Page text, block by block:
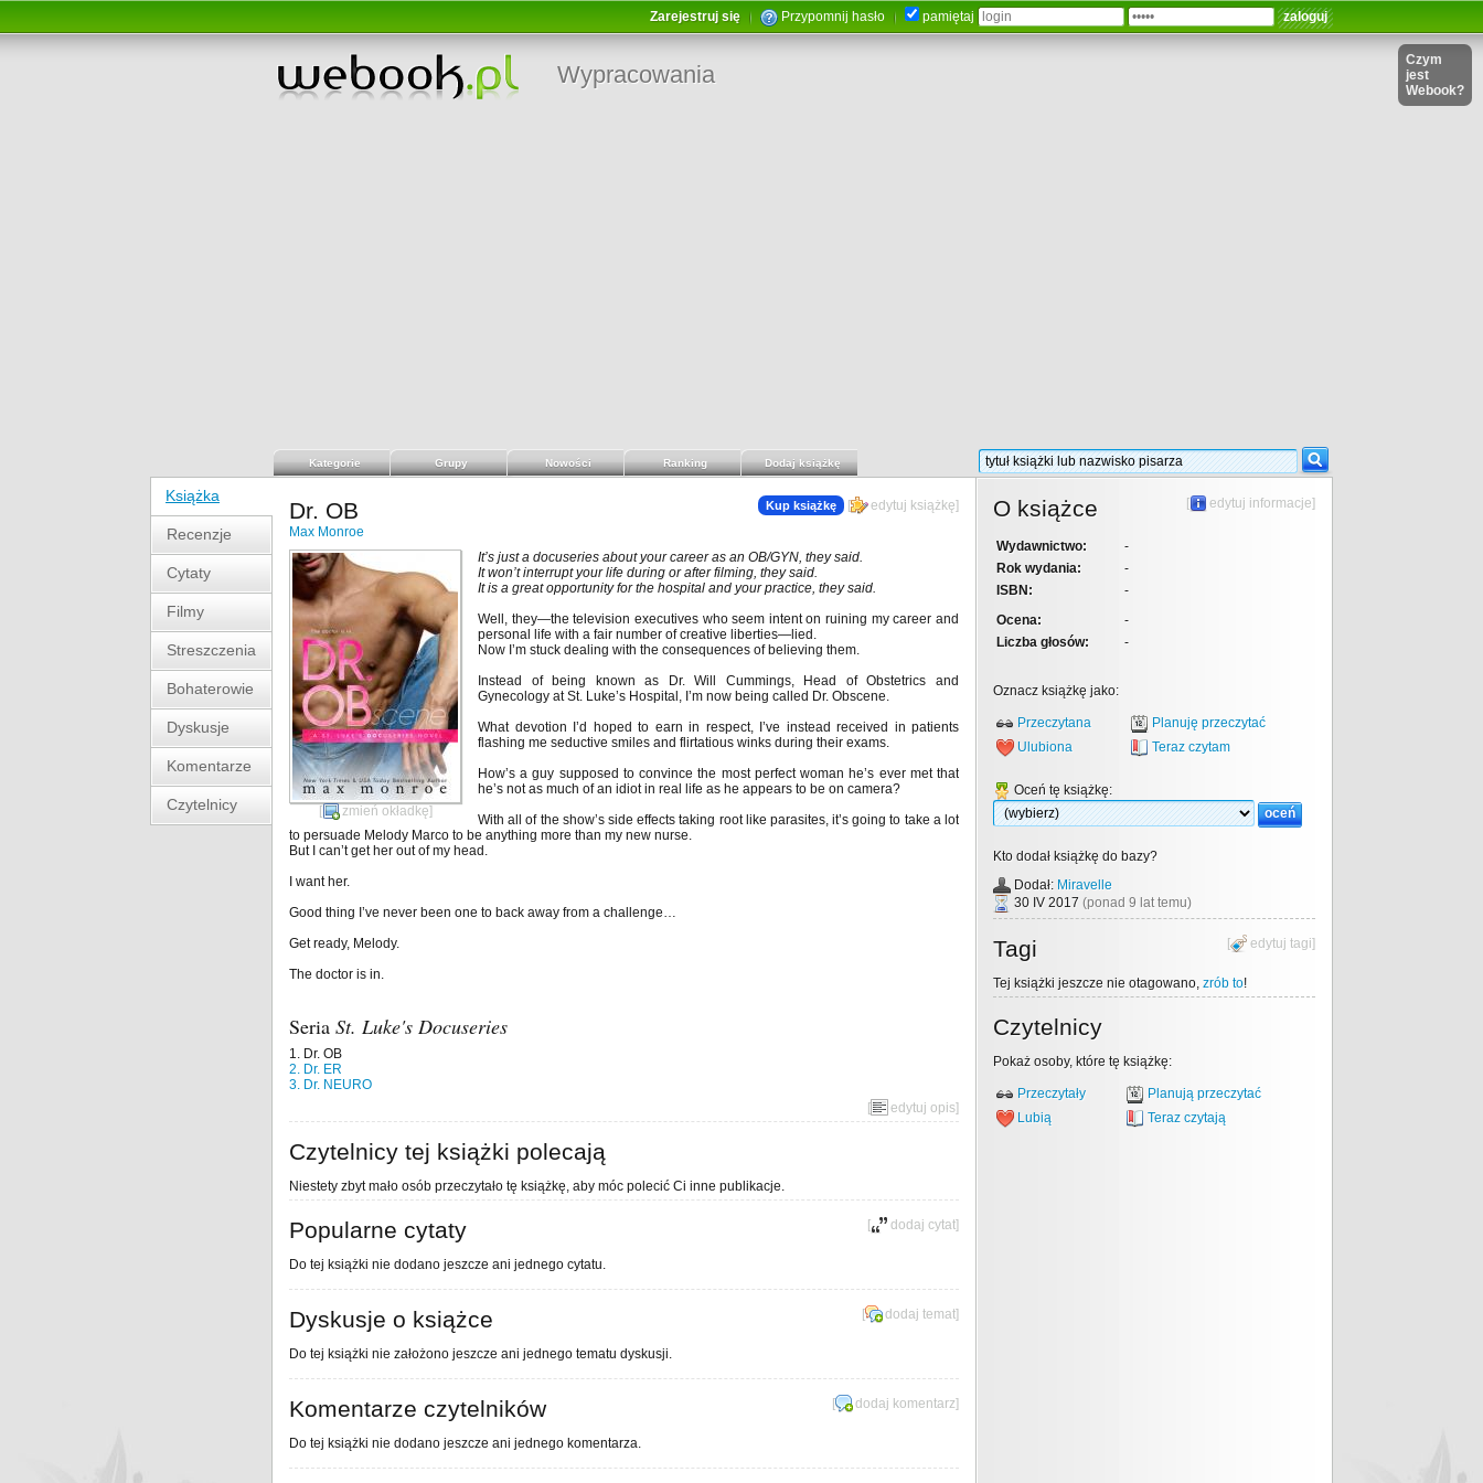
Zarejestruj się Przypomnij hasło pamiętaj
Wypracowania
Czym
jest
Webook?
Kategorie Grupy Nowości Ranking Dodaj książkę
Książka
Recenzje
Cytaty
Filmy
Streszczenia
Bohaterowie
Dyskusje
Komentarze
Czytelnicy
Kup książkę [ edytuj książkę]
Dr. OB
Max Monroe
[ zmień okładkę]
It’s just a docuseries about your career as an OB/GYN, they said.
It won’t interrupt your life during or after filming, they said.
It is a great opportunity for the hospital and your practice, they said.
Well, they—the television executives who seem intent on ruining my career and
personal life with a fair number of creative liberties—lied.
Now I’m stuck dealing with the consequences of believing them.
Instead of being known as Dr. Will Cummings, Head of Obstetrics and
Gynecology at St. Luke’s Hospital, I’m now being called Dr. Obscene.
What devotion I’d hoped to earn in respect, I’ve instead received in patients
flashing me seductive smiles and flirtatious winks during their exams.
How’s a guy supposed to convince the most perfect woman he’s ever met that
he’s not as much of an idiot in real life as he appears to be on camera?
With all of the show’s side effects taking root like parasites, it’s going to take a lot
to persuade Melody Marco to be anything more than my new nurse.
But I can’t get her out of my head.
I want her.
Good thing I’ve never been one to back away from a challenge…
Get ready, Melody.
The doctor is in.
Seria St. Luke's Docuseries
1. Dr. OB
2. Dr. ER
3. Dr. NEURO
[
edytuj opis]
Czytelnicy tej książki polecają
Niestety zbyt mało osób przeczytało tę książkę, aby móc polecić Ci inne publikacje.
[ dodaj cytat]
Popularne cytaty
Do tej książki nie dodano jeszcze ani jednego cytatu.
[ dodaj temat]
Dyskusje o książce
Do tej książki nie założono jeszcze ani jednego tematu dyskusji.
[ dodaj komentarz]
Komentarze czytelników
Do tej książki nie dodano jeszcze ani jednego komentarza.
[ edytuj informacje]
O książce
Wydawnictwo:
-
Rok wydania:
-
ISBN:
-
Ocena:
-
Liczba głosów:
-
Oznacz książkę jako:
Przeczytana
Planuję przeczytać
Ulubiona
Teraz czytam
Oceń tę książkę:
Kto dodał książkę do bazy?
Dodał: Miravelle
30 IV 2017 (ponad 9 lat temu)
[ edytuj tagi]
Tagi
Tej książki jeszcze nie otagowano, zrób to!
Czytelnicy
Pokaż osoby, które tę książkę:
Przeczytały
Planują przeczytać
Lubią
Teraz czytają